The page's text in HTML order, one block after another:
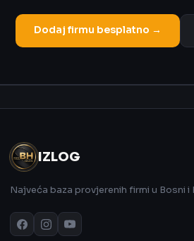
Dodaj firmu besplatno →
IZLOG
Najveća baza provjerenih firmi u Bosni i